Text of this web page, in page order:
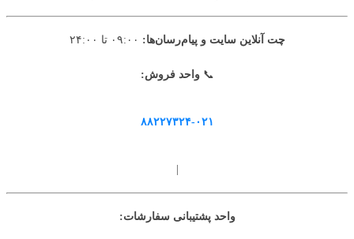
چت آنلاین سایت و پیام‌رسان‌ها:
📞واحد فروش:
۸۸۲۲۷۳۲۴-۰۲۱
واحد پشتیبانی سفارشات: